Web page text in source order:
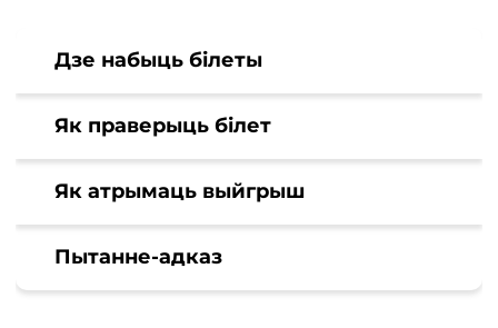
Дзе набыць білеты
Як праверыць білет
Як атрымаць выйгрыш
Пытанне-адказ